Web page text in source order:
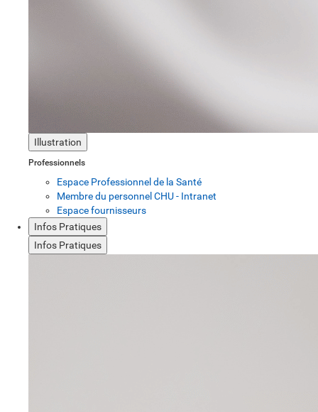
Illustration
Professionnels
Espace Professionnel de la Santé
Membre du personnel CHU - Intranet
Espace fournisseurs
Infos Pratiques
Infos Pratiques